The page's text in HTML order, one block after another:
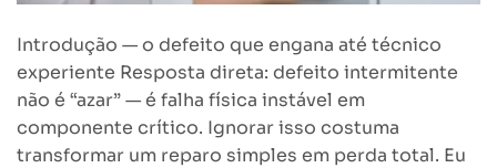
Introdução — o defeito que engana até técnico
experiente Resposta direta: defeito intermitente
não é “azar” — é falha física instável em
componente crítico. Ignorar isso costuma
transformar um reparo simples em perda total. Eu